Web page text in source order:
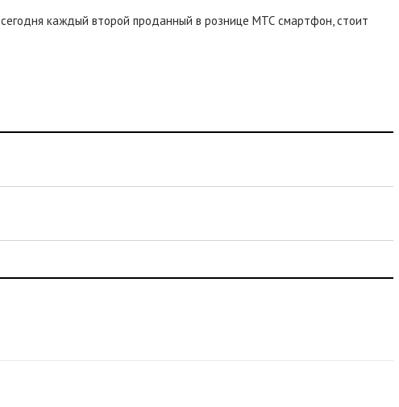
каждый второй проданный в рознице МТС смартфон, стоит